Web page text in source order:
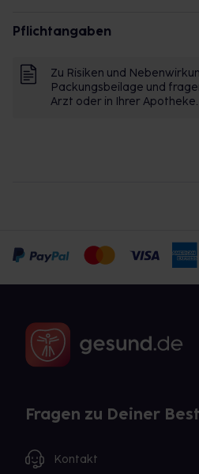
Pflichtangaben
Zu Risiken und
Packungsbeilage und
Arzt oder in Ihrer Apotheke.
Fragen zu Deiner
Kontakt